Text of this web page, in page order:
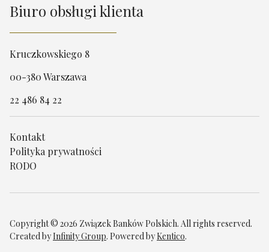
Biuro obsługi klienta
Kruczkowskiego 8
00-380 Warszawa
22 486 84 22
Kontakt
Polityka prywatności
RODO
Copyright © 2026 Związek Banków Polskich. All rights reserved.
Created byInfinity Group. Powered byKentico.